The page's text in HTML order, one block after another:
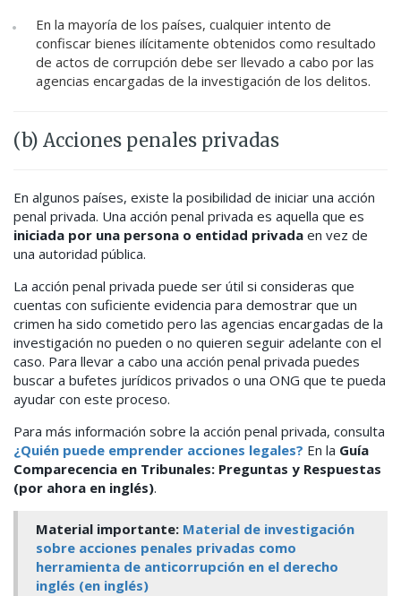
En la mayoría de los países, cualquier intento de
confiscar bienes ilícitamente obtenidos como resultado
de actos de corrupción debe ser llevado a cabo por las
agencias encargadas de la investigación de los delitos.
(b) Acciones penales privadas
En algunos países, existe la posibilidad de iniciar una acción
penal privada. Una acción penal privada es aquella que es
iniciada por una persona o entidad privada en vez de
una autoridad pública.
La acción penal privada puede ser útil si consideras que
cuentas con suficiente evidencia para demostrar que un
crimen ha sido cometido pero las agencias encargadas de la
investigación no pueden o no quieren seguir adelante con el
caso. Para llevar a cabo una acción penal privada puedes
buscar a bufetes jurídicos privados o una ONG que te pueda
ayudar con este proceso.
Para más información sobre la acción penal privada, consulta
¿Quién puede emprender acciones legales? En la Guía
Comparecencia en Tribunales: Preguntas y Respuestas
(por ahora en inglés).
Material importante: Material de investigación
sobre acciones penales privadas como
herramienta de anticorrupción en el derecho
inglés (en inglés)